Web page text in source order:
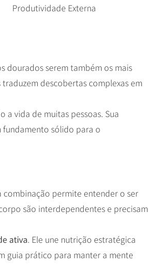
Produtividade Externa
dourados serem também os mais
descobertas complexas em
a vida de muitas pessoas. Sua
sólido para o
combinação permite entender o ser
são interdependentes e precisam
ativa. Ele une nutrição estratégica
guia prático para manter a mente